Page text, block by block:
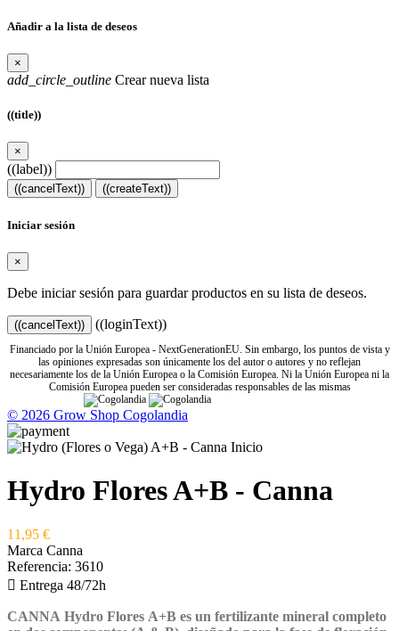
Añadir a la lista de deseos
×
add_circle_outline Crear nueva lista
((title))
×
((label))
((cancelText)) ((createText))
Iniciar sesión
×
Debe iniciar sesión para guardar productos en su lista de deseos.
((cancelText)) ((loginText))
Financiado por la Unión Europea - NextGenerationEU. Sin embargo, los puntos de vista y
las opiniones expresadas son únicamente los del autor o autores y no reflejan
necesariamente los de la Unión Europea o la Comisión Europea. Ni la Unión Europea ni la
Comisión Europea pueden ser consideradas responsables de las mismas
© 2026 Grow Shop Cogolandia
Hydro Flores A+B - Canna
11,95 €
Marca Canna
Referencia: 3610
 Entrega 48/72h
CANNA Hydro Flores A+B es un fertilizante mineral completo